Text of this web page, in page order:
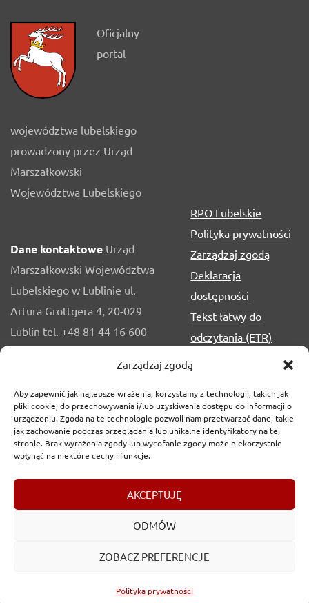
Zarządzaj zgodą
Aby zapewnić jak najlepsze wrażenia, korzystamy z technologii, takich jak
pliki cookie, do przechowywania i/lub uzyskiwania dostępu do informacji o
urządzeniu. Zgoda na te technologie pozwoli nam przetwarzać dane, takie
jak zachowanie podczas przeglądania lub unikalne identyfikatory na tej
stronie. Brak wyrażenia zgody lub wycofanie zgody może niekorzystnie
wpłynąć na niektóre cechy i funkcje.
AKCEPTUJĘ
ODMÓW
ZOBACZ PREFERENCJE
Polityka prywatności
Oficjalny
portal
województwa lubelskiego
prowadzony przez Urząd
Marszałkowski
Województwa Lubelskiego
Dane kontaktowe Urząd
Marszałkowski Województwa
Lubelskiego w Lublinie ul.
Artura Grottgera 4, 20-029
Lublin tel. +48 81 44 16 600
RPO Lubelskie
Polityka prywatności
Zarządzaj zgodą
Deklaracja
dostępności
Tekst łatwy do
odczytania (ETR)
Tekst odczytywalny
Film z tłumaczeniem
PJM
2017-2026 © Urząd Marszałkowski Województwa
Lubelskiego w Lublinie